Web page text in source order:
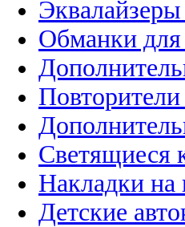
Обманки для
Повторители
Светящиеся
Накладки на
Детские